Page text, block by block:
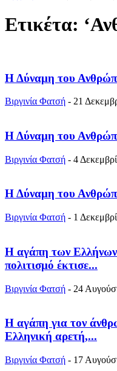
Ετικέτα:
Η Δύναμη του
Βιργινία Φατσή - 21
Η Δύναμη του
Βιργινία Φατσή - 4
Η Δύναμη του
Βιργινία Φατσή - 1
Η αγάπη των Ελλήνων
πολιτισμό έκτισε...
Βιργινία Φατσή - 24
Η αγάπη για τον
Ελληνική αρετή,...
Βιργινία Φατσή - 17